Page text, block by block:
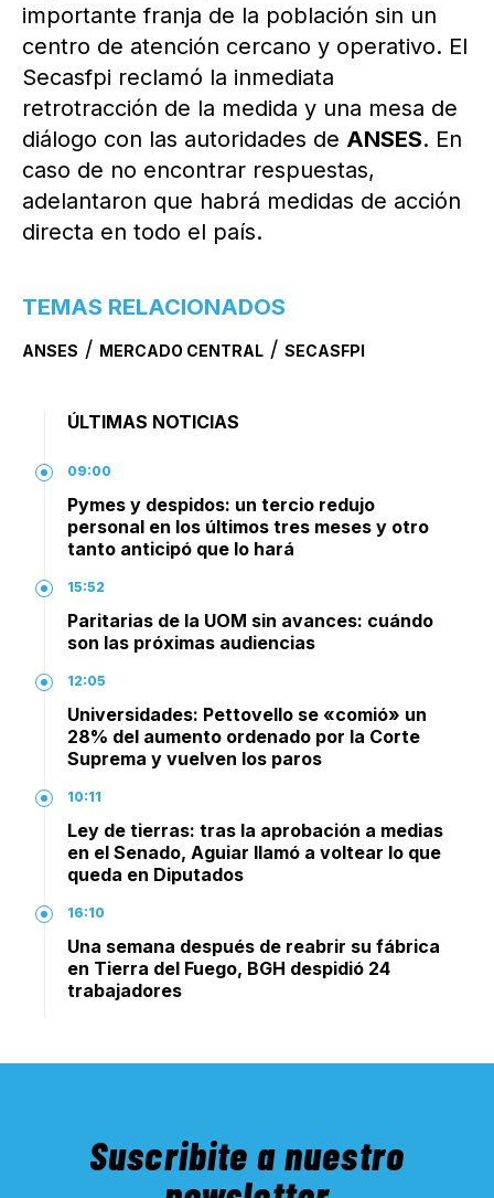
importante franja de la población sin un
centro de atención cercano y operativo. El
Secasfpi reclamó la inmediata
retrotracción de la medida y una mesa de
diálogo con las autoridades de ANSES. En
caso de no encontrar respuestas,
adelantaron que habrá medidas de acción
directa en todo el país.
TEMAS RELACIONADOS
ANSES / MERCADO CENTRAL / SECASFPI
ÚLTIMAS NOTICIAS
09:00
Pymes y despidos: un tercio redujo
personal en los últimos tres meses y otro
tanto anticipó que lo hará
15:52
Paritarias de la UOM sin avances: cuándo
son las próximas audiencias
12:05
Universidades: Pettovello se «comió» un
28% del aumento ordenado por la Corte
Suprema y vuelven los paros
10:11
Ley de tierras: tras la aprobación a medias
en el Senado, Aguiar llamó a voltear lo que
queda en Diputados
16:10
Una semana después de reabrir su fábrica
en Tierra del Fuego, BGH despidió 24
trabajadores
Suscribite a nuestro